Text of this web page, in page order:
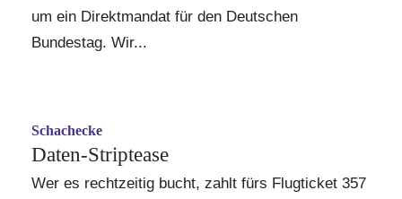
um ein Direktmandat für den Deutschen
Bundestag. Wir...
Schachecke
Daten-Striptease
Wer es rechtzeitig bucht, zahlt fürs Flugticket 357